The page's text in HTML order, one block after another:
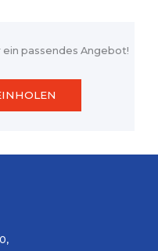
ein passendes Angebot!